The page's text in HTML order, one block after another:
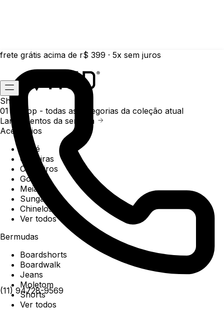
frete grátis acima de r$ 399 · 5x sem juros
(11) 94728-9569
Shop
01 /
Shop - todas as categorias da coleção atual
Lançamentos da semana
Acessórios
Boné
Carteiras
Chaveiros
Gorros
Meias
Sunga
Chinelos
Ver todos
Bermudas
Boardshorts
Boardwalk
Jeans
Moletom
Shorts
Ver todos